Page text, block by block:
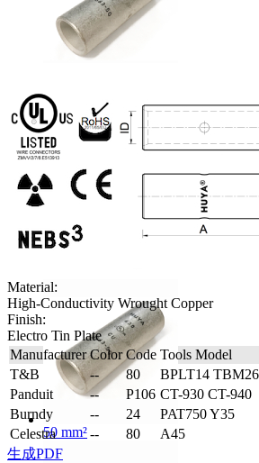
25 mm²
50 mm²
Material:
High-Conductivity Wrought Copper
Finish:
Electro Tin Plate
Manufacturer Color Code Tools Model
T&B
-- 80
BPLT14 TBM26
Panduit
-- P106 CT-930 CT-940
Burndy
-- 24
PAT750 Y35
Celestra
-- 80
A45
生成PDF